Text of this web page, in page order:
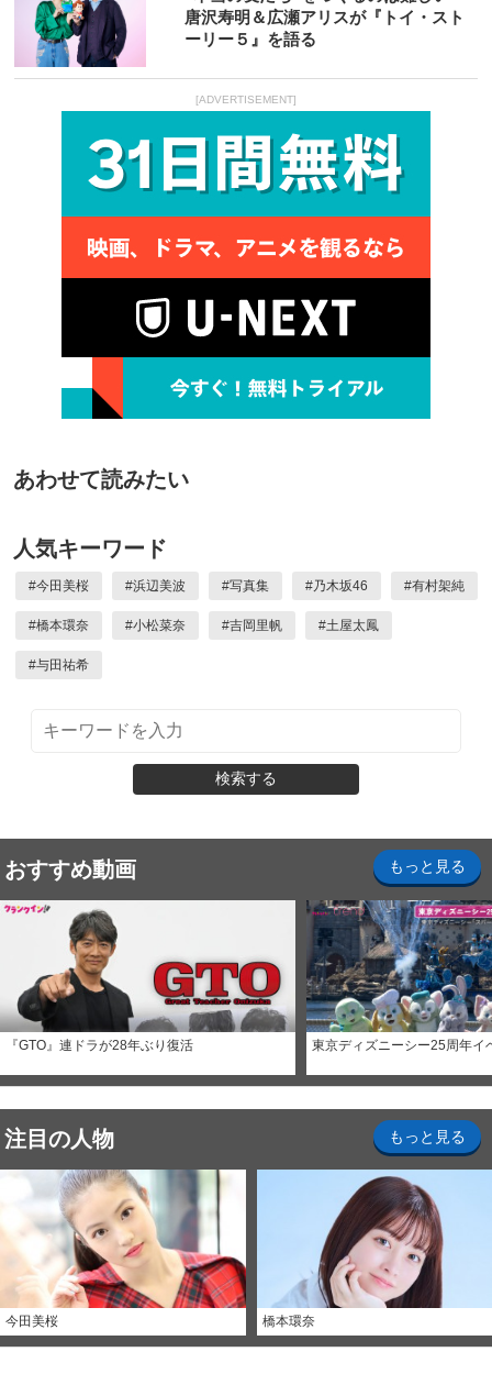
唐沢寿明＆広瀬アリスが『トイ・スト
ーリー５』を語る
[ADVERTISEMENT]
あわせて読みたい
人気キーワード
#今田美桜 #浜辺美波 #写真集 #乃木坂46 #有村架純
#橋本環奈 #小松菜奈 #吉岡里帆 #土屋太鳳
#与田祐希
検索する
おすすめ動画 もっと見る
『GTO』連ドラが28年ぶり復活 東京ディズニーシー25周年イ
注目の人物 もっと見る
今田美桜 橋本環奈